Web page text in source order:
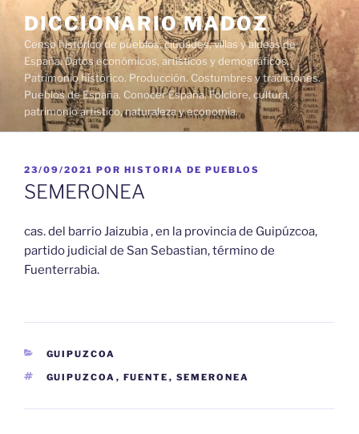
contenido
DICCIONARIO MADOZ
Censo histórico de pueblos, ciudades, villas y aldeas de
España. Datos económicos, artísticos y demográficos.
Patrimonio histórico. Producción. Costumbres y tradiciones.
Pueblos de España. Conocer España. Folclore, cultura,
patrimonio artístico, naturaleza y economía.
PUBLICADO
EL
23/09/2021 POR HISTORIA DE PUEBLOS
SEMERONEA
cas. del barrio Jaizubia , en la provincia de Guipúzcoa,
partido judicial de San Sebastian, término de
Fuenterrabia.
CATEGORÍAS
GUIPUZCOA
ETIQUETAS
GUIPUZCOA , FUENTE , SEMERONEA